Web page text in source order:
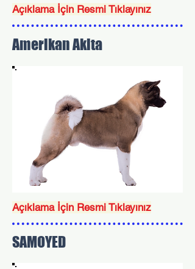
Açıklama İçin Resmi Tıklayınız
Amerikan Akita
Açıklama İçin Resmi Tıklayınız
SAMOYED